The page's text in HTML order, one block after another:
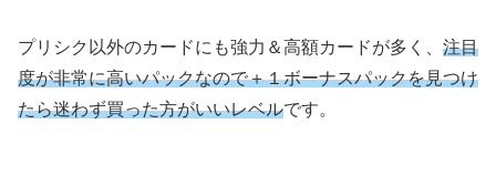
プリシク以外のカードにも強力＆高額カードが多く、 注目
度が非常に高いパックなので＋１ボーナスパックを見つけ
たら迷わず買った方がいいレベルです。